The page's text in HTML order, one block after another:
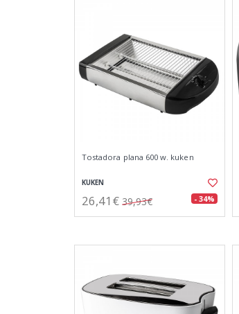
Tostadora plana 600 w. kuken
KUKEN
26,41€ 39,93€ - 34%